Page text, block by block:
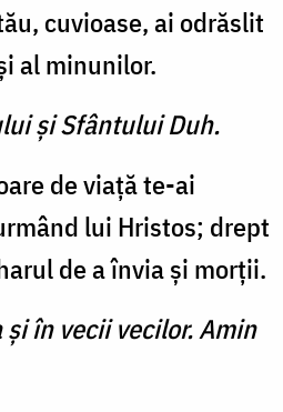
cuvioase, ai odrăslit
al minunilor.
şi Sfântului Duh.
de viaţă te-ai
lui Hristos; drept
de a învia şi morţii.
în vecii vecilor. Amin